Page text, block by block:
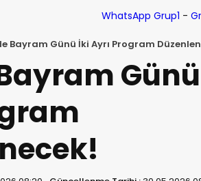
WhatsApp Grup1 -
Bayram Günü İki Ayrı Program